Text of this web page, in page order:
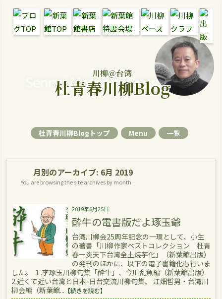
川柳＠台湾
Senryu Magazine Senryu Blog
杜青春川柳Blog
杜青春川柳Blogトップ Menu 一覧
月別のアーカイブ: 6月 2019
You are browsing the site archives by month.
2019年6月25日
酔牛の電書版だよ琢玉爺
台湾川柳会25周年記念の一環として、小生
の著書「川柳作家ベストコレクション 杜青
春ー炎天下台湾全土焼芋化」（新葉館出版）
の発刊のほかに、以下の電子書籍化も行いま
した。 １.李琢玉川柳句集「酔牛」、今川乱魚編（新葉館出版）
2.近くて近い台湾と日本-日台交流川柳句集、 江畑哲男・台湾川
柳会編（新葉館... 【続きを読む】